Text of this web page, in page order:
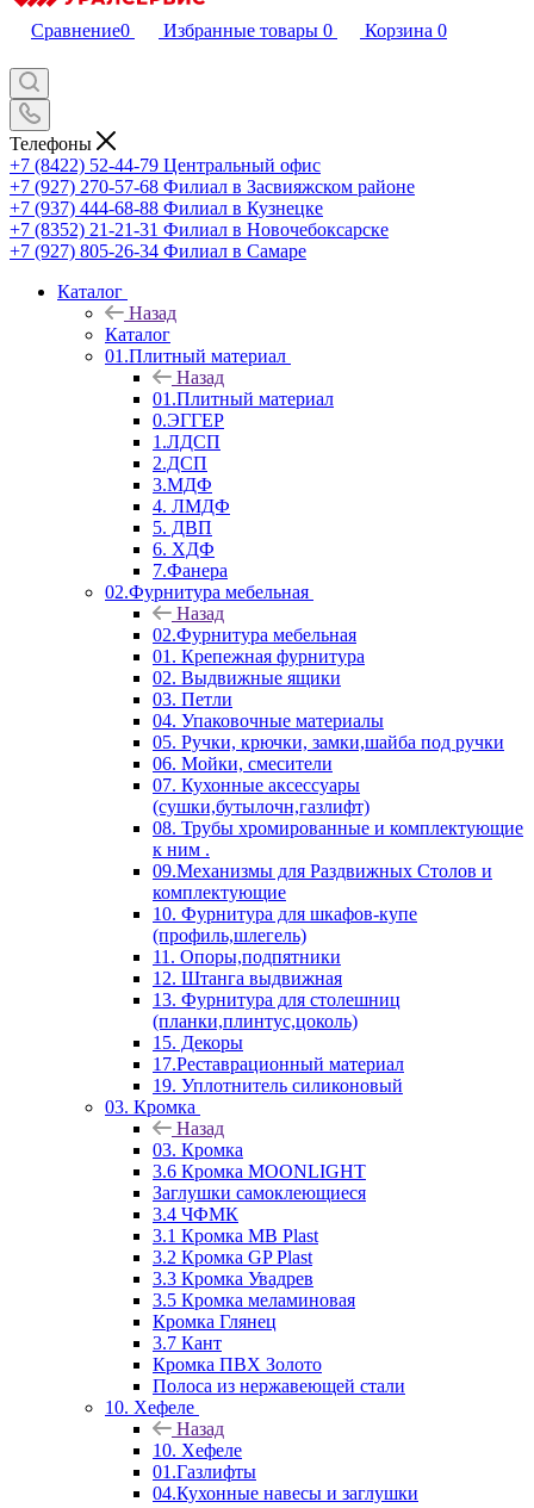
Сравнение0 Избранные товары 0 Корзина 0
Телефоны
+7 (8422) 52-44-79 Центральный офис
+7 (927) 270-57-68 Филиал в Засвияжском районе
+7 (937) 444-68-88 Филиал в Кузнецке
+7 (8352) 21-21-31 Филиал в Новочебоксарске
+7 (927) 805-26-34 Филиал в Самаре
Каталог
Назад
Каталог
01.Плитный материал
Назад
01.Плитный материал
0.ЭГГЕР
1.ЛДСП
2.ДСП
3.МДФ
4. ЛМДФ
5. ДВП
6. ХДФ
7.Фанера
02.Фурнитура мебельная
Назад
02.Фурнитура мебельная
01. Крепежная фурнитура
02. Выдвижные ящики
03. Петли
04. Упаковочные материалы
05. Ручки, крючки, замки,шайба под ручки
06. Мойки, смесители
07. Кухонные аксессуары
(сушки,бутылочн,газлифт)
08. Трубы хромированные и комплектующие
к ним .
09.Механизмы для Раздвижных Столов и
комплектующие
10. Фурнитура для шкафов-купе
(профиль,шлегель)
11. Опоры,подпятники
12. Штанга выдвижная
13. Фурнитура для столешниц
(планки,плинтус,цоколь)
15. Декоры
17.Реставрационный материал
19. Уплотнитель силиконовый
03. Кромка
Назад
03. Кромка
3.6 Кромка MOONLIGHT
Заглушки самоклеющиеся
3.4 ЧФМК
3.1 Кромка MB Plast
3.2 Кромка GP Plast
3.3 Кромка Увадрев
3.5 Кромка меламиновая
Кромка Глянец
3.7 Кант
Кромка ПВХ Золото
Полоса из нержавеющей стали
10. Хефеле
Назад
10. Хефеле
01.Газлифты
04.Кухонные навесы и заглушки